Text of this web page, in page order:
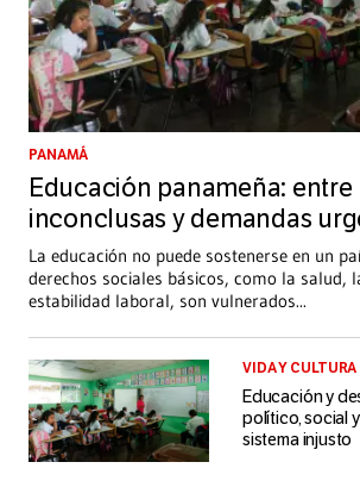
PANAMÁ
Educación panameña: entre
inconclusas y demandas
La educación no puede sostenerse en un
derechos sociales básicos, como la salud,
estabilidad laboral, son vulnerados...
VIDA Y CULTURA
Educación y
político, social
sistema injusto